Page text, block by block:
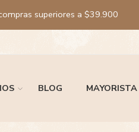
superiores a $39.900
BLOG MAYORISTA